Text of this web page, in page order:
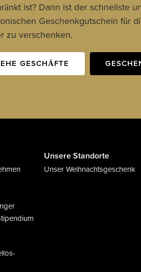
ist? Dann ist der schnellste
Geschenkgutschein für
zu verschenken.
GESCHÄFTE
Unsere Standorte
Unser Weihnachtsgeschenk